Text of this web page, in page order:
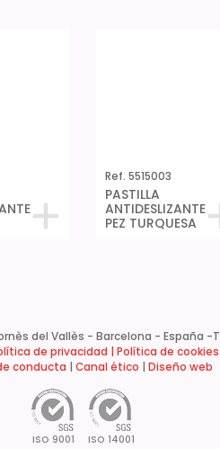
Ref. 5515003
PASTILLA
ANTIDESLIZANTE
PEZ TURQUESA
del Vallès - Barcelona - España -
de privacidad | Política de cookies
conducta
Canal ético Diseño web
ISO 9001 ISO 14001